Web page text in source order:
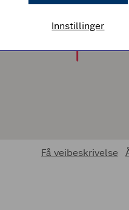
Få veibeskrivelse
Innstillinger